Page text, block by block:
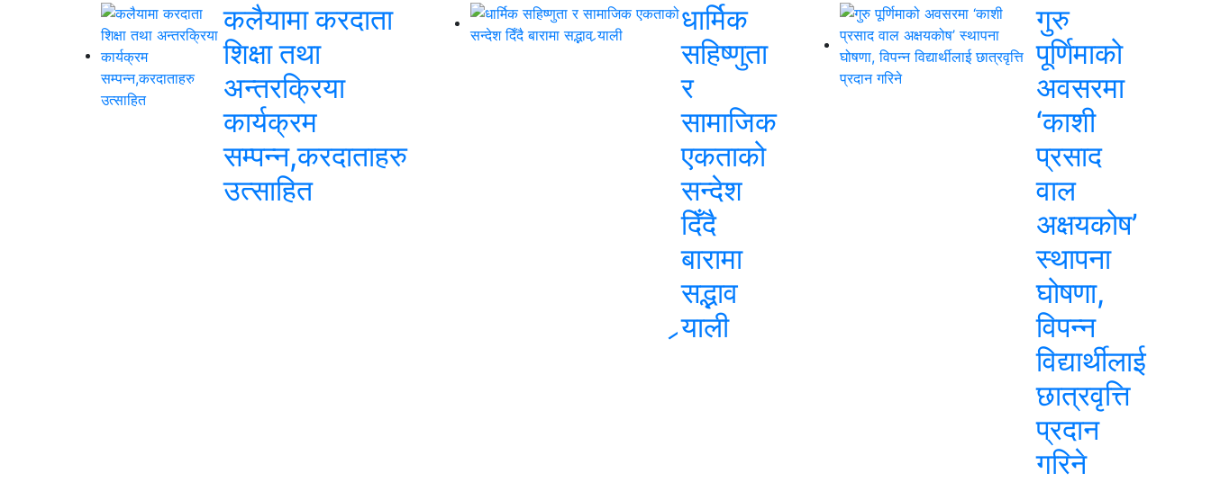
कलैयामा करदाता
शिक्षा तथा
अन्तरक्रिया
कार्यक्रम
सम्पन्न,करदाताहरु
उत्साहित
धार्मिक
सहिष्णुता
र
सामाजिक
एकताको
सन्देश
दिँदै
बारामा
सद्भाव
र्‍याली
गुरु
पूर्णिमाको
अवसरमा
‘काशी
प्रसाद
वाल
अक्षयकोष’
स्थापना
घोषणा,
विपन्न
विद्यार्थीलाई
छात्रवृत्ति
प्रदान
गरिने